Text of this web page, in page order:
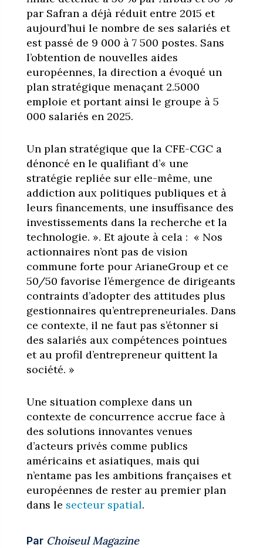
par Safran a déjà réduit entre 2015 et
aujourd’hui le nombre de ses salariés et
est passé de 9 000 à 7 500 postes. Sans
l’obtention de nouvelles aides
européennes, la direction a évoqué un
plan stratégique menaçant 2.5000
emploie et portant ainsi le groupe à 5
000 salariés en 2025.
Un plan stratégique que la CFE-CGC a
dénoncé en le qualifiant d’« une
stratégie repliée sur elle-même, une
addiction aux politiques publiques et à
leurs financements, une insuffisance des
investissements dans la recherche et la
technologie. ». Et ajoute à cela : « Nos
actionnaires n’ont pas de vision
commune forte pour ArianeGroup et ce
50/50 favorise l’émergence de dirigeants
contraints d’adopter des attitudes plus
gestionnaires qu’entrepreneuriales. Dans
ce contexte, il ne faut pas s’étonner si
des salariés aux compétences pointues
et au profil d’entrepreneur quittent la
société. »
Une situation complexe dans un
contexte de concurrence accrue face à
des solutions innovantes venues
d’acteurs privés comme publics
américains et asiatiques, mais qui
n’entame pas les ambitions françaises et
européennes de rester au premier plan
dans le secteur spatial.
Par Choiseul Magazine